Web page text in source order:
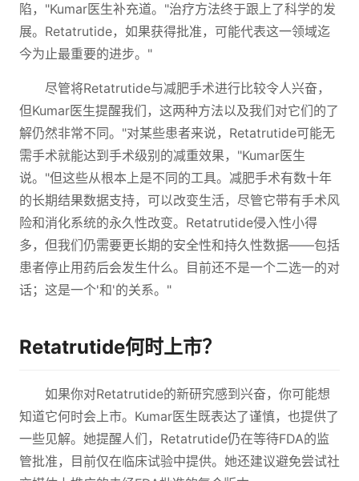
陷，"Kumar医生补充道。"治疗方法终于跟上了科学的发
展。Retatrutide，如果获得批准，可能代表这一领域迄
今为止最重要的进步。"
尽管将Retatrutide与减肥手术进行比较令人兴奋，
但Kumar医生提醒我们，这两种方法以及我们对它们的了
解仍然非常不同。"对某些患者来说，Retatrutide可能无
需手术就能达到手术级别的减重效果，"Kumar医生
说。"但这些从根本上是不同的工具。减肥手术有数十年
的长期结果数据支持，可以改变生活，尽管它带有手术风
险和消化系统的永久性改变。Retatrutide侵入性小得
多，但我们仍需要更长期的安全性和持久性数据——包括
患者停止用药后会发生什么。目前还不是一个二选一的对
话；这是一个'和'的关系。"
Retatrutide何时上市？
如果你对Retatrutide的新研究感到兴奋，你可能想
知道它何时会上市。Kumar医生既表达了谨慎，也提供了
一些见解。她提醒人们，Retatrutide仍在等待FDA的监
管批准，目前仅在临床试验中提供。她还建议避免尝试社